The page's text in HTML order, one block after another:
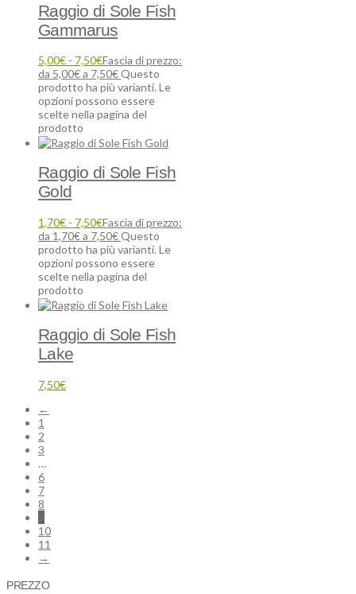
Raggio di Sole Fish
Gammarus
5,00€ - 7,50€Fascia di prezzo:
da 5,00€ a 7,50€Questo
prodotto ha più varianti. Le
opzioni possono essere
scelte nella pagina del
prodotto
Raggio di Sole Fish
Gold
1,70€ - 7,50€Fascia di prezzo:
da 1,70€ a 7,50€Questo
prodotto ha più varianti. Le
opzioni possono essere
scelte nella pagina del
prodotto
Raggio di Sole Fish
Lake
7,50€
←
1
2
3
…
6
7
8
10
11
→
PREZZO